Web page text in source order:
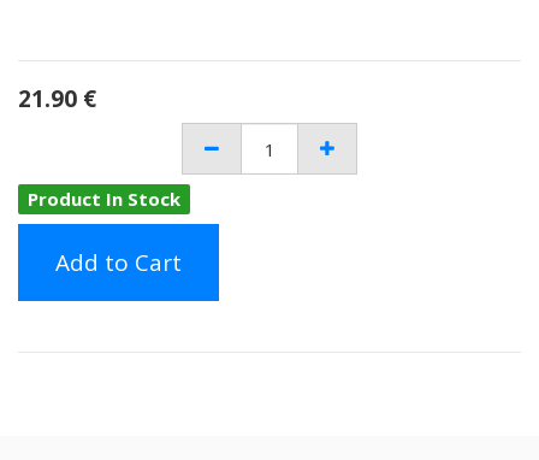
21.90 €
Product In Stock
Add to Cart